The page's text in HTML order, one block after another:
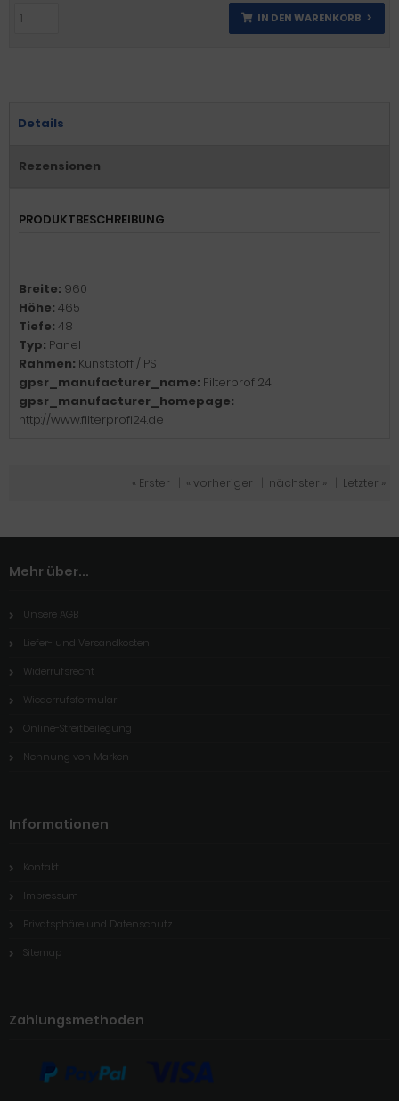
IN DEN WARENKORB
Details
Rezensionen
PRODUKTBESCHREIBUNG
Breite: 960
Höhe: 465
Tiefe: 48
Typ: Panel
Rahmen: Kunststoff / PS
gpsr_manufacturer_name: Filterprofi24
gpsr_manufacturer_homepage:
http://www.filterprofi24.de
« Erster « vorheriger nächster » Letzter »
Mehr über...
Unsere AGB
Liefer- und Versandkosten
Widerrufsrecht
Wiederrufsformular
Online-Streitbeilegung
Nennung von Marken
Informationen
Kontakt
Impressum
Privatsphäre und Datenschutz
Sitemap
Zahlungsmethoden